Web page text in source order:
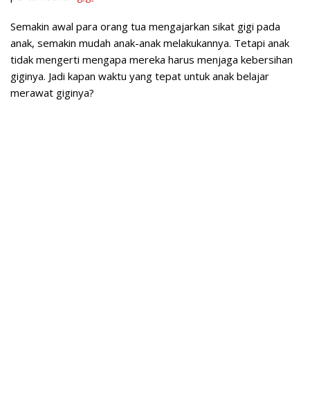
Semakin awal para orang tua mengajarkan sikat gigi pada
anak, semakin mudah anak-anak melakukannya. Tetapi anak
tidak mengerti mengapa mereka harus menjaga kebersihan
giginya. Jadi kapan waktu yang tepat untuk anak belajar
merawat giginya?